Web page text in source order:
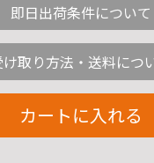
即日出荷条件について
け取り方法・送料につ
カートに入れる